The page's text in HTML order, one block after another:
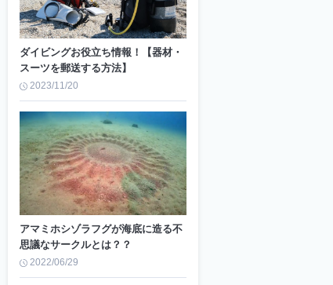
ダイビングお役立ち情報！【器材・
スーツを郵送する方法】
2023/11/20
アマミホシゾラフグが海底に造る不
思議なサークルとは？？
2022/06/29